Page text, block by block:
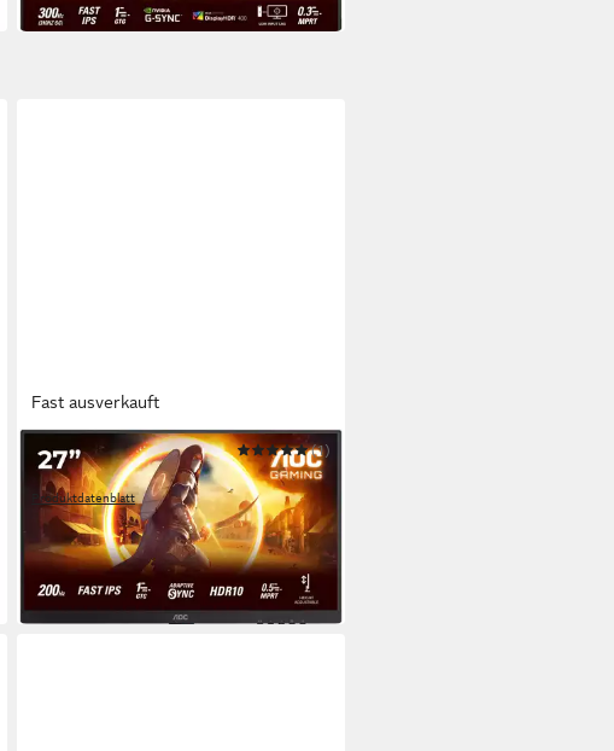
Fast ausverkauft
AOC
27G4HA Gaming-LED-Monitor
(1)
Produktdatenblatt
ab 145,08 € UVP 199,00 €
-27%
in 2-3 Werktagen bei dir